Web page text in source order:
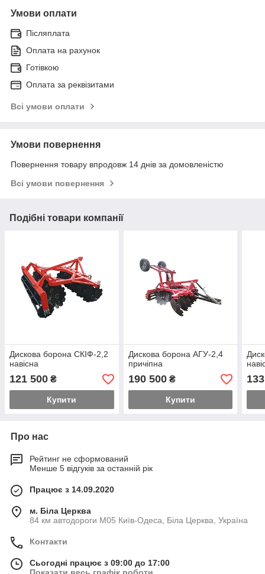
Умови оплати
Післяплата
Оплата на рахунок
Готівкою
Оплата за реквізитами
Всі умови оплати
Умови повернення
Повернення товару впродовж 14 днів за домовленістю
Всі умови повернення
Подібні товари компанії
Дискова борона СКІФ-2,2
навісна
121 500 ₴
Купити
Дискова борона АГУ-2,4
причіпна
190 500₴
Купити
Про нас
Рейтинг не сформований
Менше 5 відгуків за останній рік
Працює з 14.09.2020
м. Біла Церква
84 км автодороги М05 Київ-Одеса, Біла Церква, Україна
Контакти
Сьогодні працює з 09:00 до 17:00